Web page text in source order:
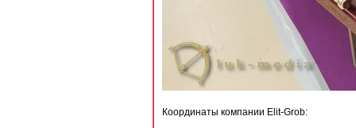
Координаты компании Elit-Grob: